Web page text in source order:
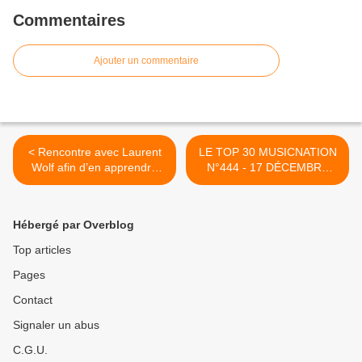
Commentaires
Ajouter un commentaire
< Rencontre avec Laurent
Wolf afin d’en apprendre
plus sur la No Stress Party
riche carrière !
LE TOP 30 MUSICNATION
N°444 - 17 DÉCEMBRE
2023 >
Hébergé par Overblog
Top articles
Pages
Contact
Signaler un abus
C.G.U.